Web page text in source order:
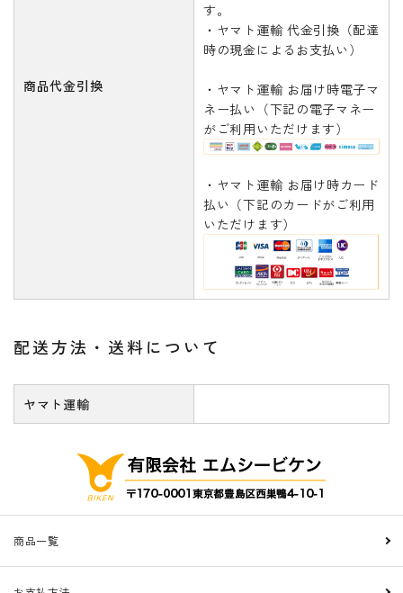
商品代金引換
す。
・ヤマト運輸 代金引換（配達
時の現金によるお支払い）
・ヤマト運輸 お届け時電子マ
ネー払い（下記の電子マネー
がご利用いただけます）
・ヤマト運輸 お届け時カード
払い（下記のカードがご利用
いただけます）
配送方法・送料について
ヤマト運輸
商品一覧